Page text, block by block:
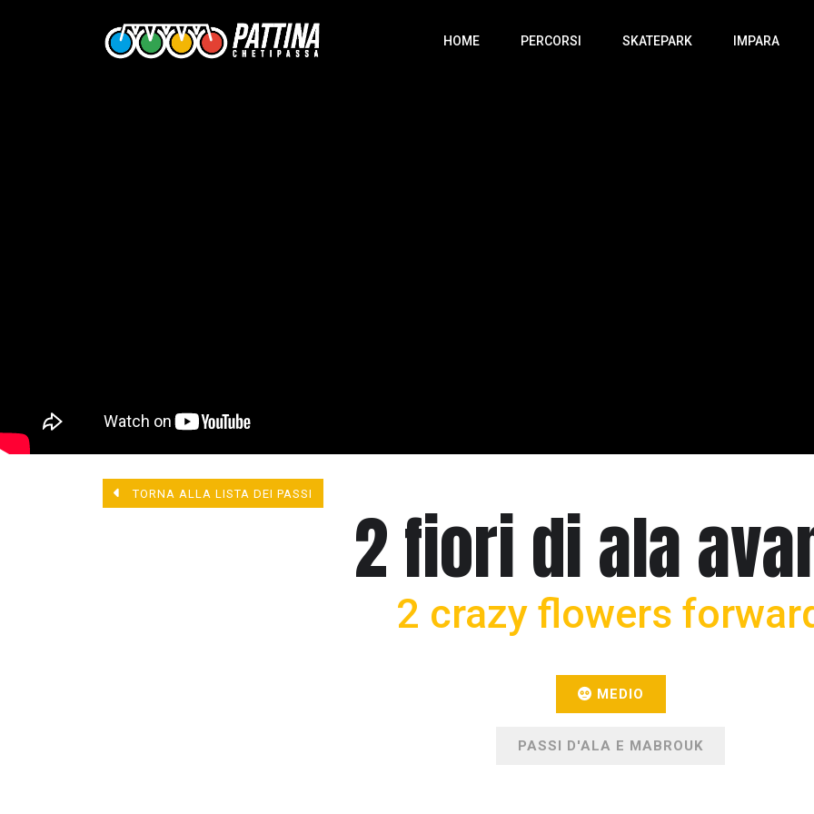
HOME PERCORSI SKATEPARK IMPARA
TORNA ALLA LISTA DEI PASSI
2 fiori di ala
2 crazy flowers
MEDIO
PASSI D'ALA E MABROUK